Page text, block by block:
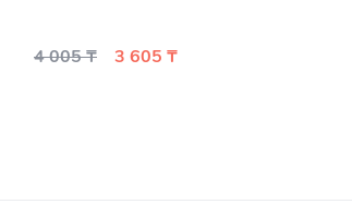
4 005 ₸ 3 605 ₸